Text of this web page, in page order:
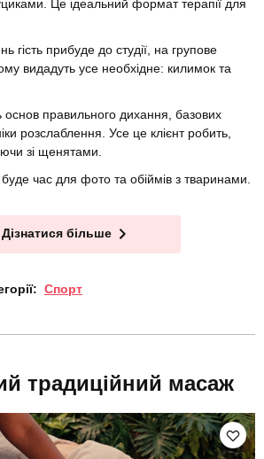
Це ідеальний формат терапії для
гість прибуде до студії, на групове
видадуть усе необхідне: килимок та
основ правильного дихання, базових
розслаблення. Усе це клієнт робить,
зі щенятами.
час для фото та обіймів з тваринами.
Дізнатися більше
Спорт
традиційний масаж